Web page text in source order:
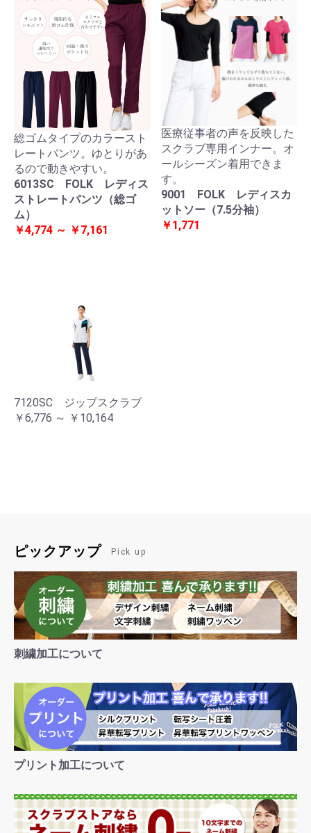
総ゴムタイプのカラースト
レートパンツ。ゆとりがあ
るので動きやすい。
6013SC FOLK レディス
ストレートパンツ（総ゴ
ム）
￥4,774 ～ ￥7,161
医療従事者の声を反映した
スクラブ専用インナー。オ
ールシーズン着用できま
す。
9001 FOLK レディスカ
ットソー（7.5分袖）
￥1,771
7120SC ジップスクラブ
￥6,776 ～ ￥10,164
ピックアップ Pick up
刺繍加工について
プリント加工について